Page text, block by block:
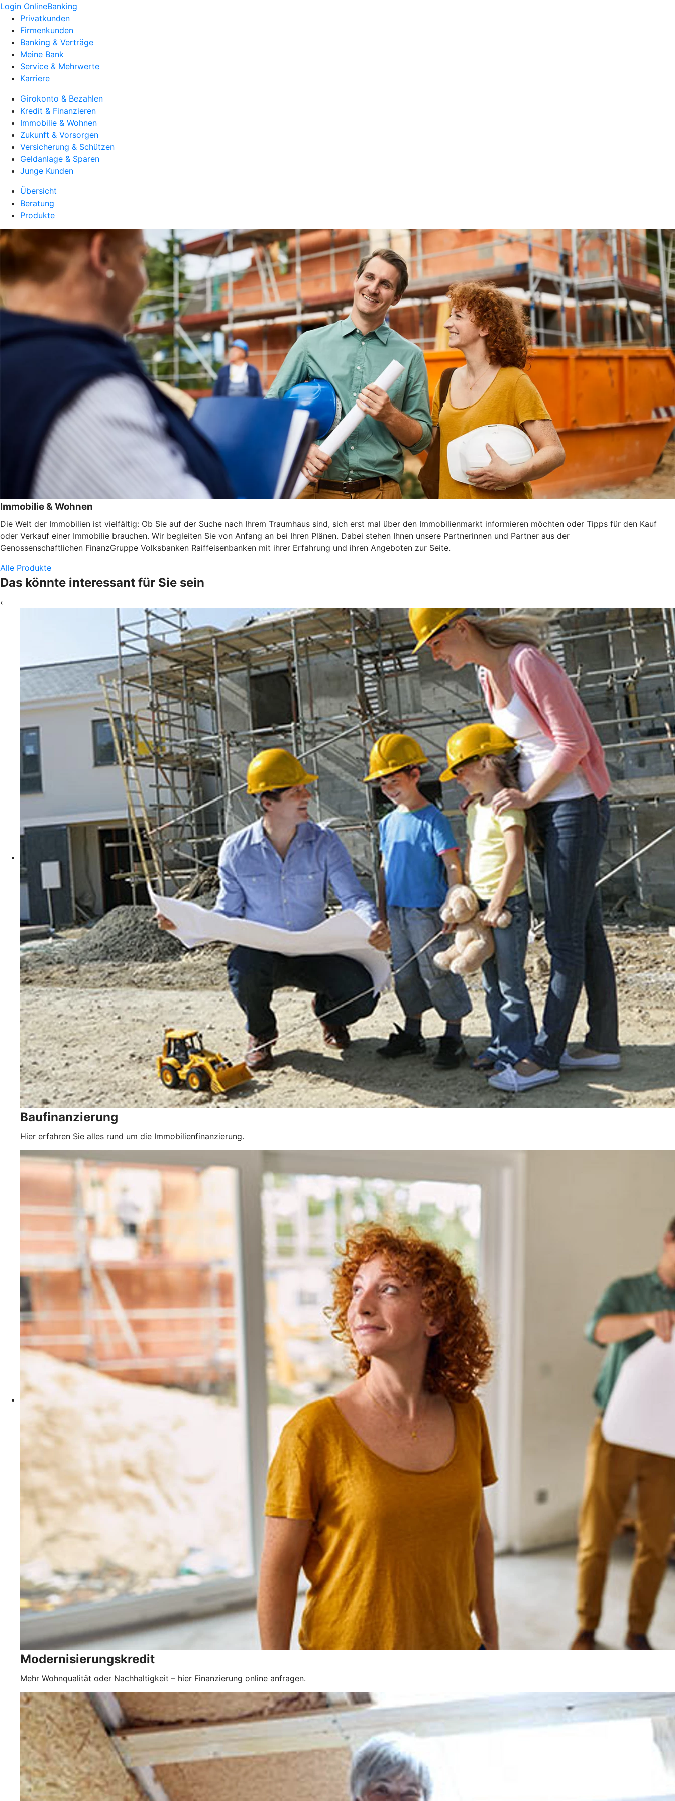
Login OnlineBanking
Privatkunden
Firmenkunden
Banking & Verträge
Meine Bank
Service & Mehrwerte
Karriere
Girokonto & Bezahlen
Kredit & Finanzieren
Immobilie & Wohnen
Zukunft & Vorsorgen
Versicherung & Schützen
Geldanlage & Sparen
Junge Kunden
Übersicht
Beratung
Produkte
Immobilie & Wohnen
Die Welt der Immobilien ist vielfältig: Ob Sie auf der Suche nach Ihrem Traumhaus sind, sich erst mal über den Immobilienmarkt informieren möchten oder Tipps für den Kauf
oder Verkauf einer Immobilie brauchen. Wir begleiten Sie von Anfang an bei Ihren Plänen. Dabei stehen Ihnen unsere Partnerinnen und Partner aus der
Genossenschaftlichen FinanzGruppe Volksbanken Raiffeisenbanken mit ihrer Erfahrung und ihren Angeboten zur Seite.
Alle Produkte
Das könnte interessant für Sie sein
‹
Baufinanzierung
Hier erfahren Sie alles rund um die Immobilienfinanzierung.
Modernisierungskredit
Mehr Wohnqualität oder Nachhaltigkeit – hier Finanzierung online anfragen.